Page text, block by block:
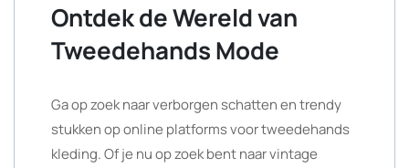
Ontdek de Wereld van
Tweedehands Mode
Ga op zoek naar verborgen schatten en trendy
stukken op online platforms voor tweedehands
kleding. Of je nu op zoek bent naar vintage